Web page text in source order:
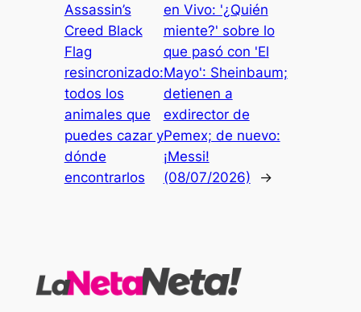
Assassin’s
Creed Black
Flag
resincronizado:
todos los
animales que
puedes cazar y
dónde
encontrarlos
en Vivo: '¿Quién
miente?' sobre lo
que pasó con 'El
Mayo': Sheinbaum;
detienen a
exdirector de
Pemex; de nuevo:
¡Messi!
(08/07/2026)
→